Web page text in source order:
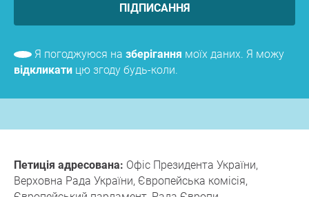
ПІДПИСАННЯ
Я погоджуюся на зберігання моїх даних. Я можу
відкликати цю згоду будь-коли.
Петиція адресована: Офіс Президента України,
Верховна Рада України, Європейська комісія,